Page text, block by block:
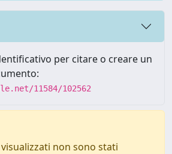
per citare o creare un
11584/102562
non sono stati